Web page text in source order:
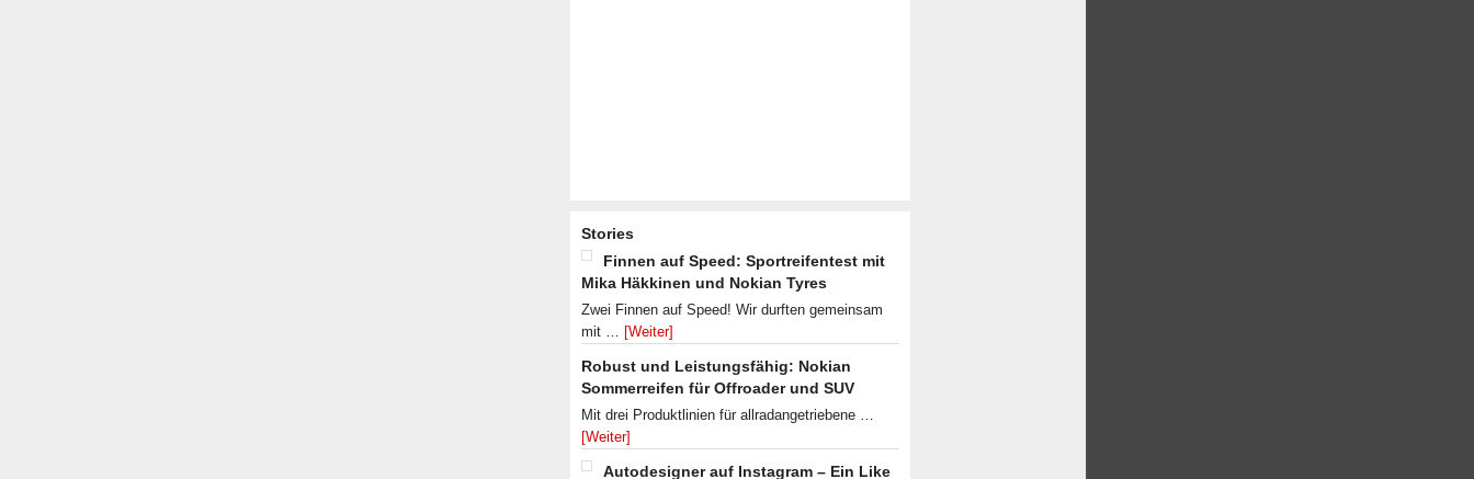
Stories
Finnen auf Speed: Sportreifentest mit
Mika Häkkinen und Nokian Tyres
Zwei Finnen auf Speed! Wir durften gemeinsam
mit … [Weiter]
Robust und Leistungsfähig: Nokian
Sommerreifen für Offroader und SUV
Mit drei Produktlinien für allradangetriebene …
[Weiter]
Autodesigner auf Instagram – Ein Like